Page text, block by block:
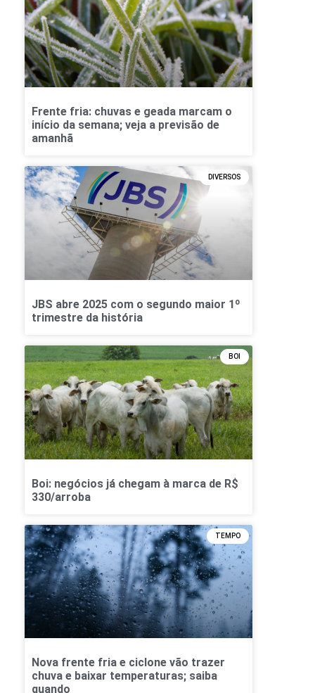
Frente fria: chuvas e geada marcam o
início da semana; veja a previsão de
amanhã
DIVERSOS
JBS abre 2025 com o segundo maior 1º
trimestre da história
BOI
Boi: negócios já chegam à marca de R$
330/arroba
TEMPO
Nova frente fria e ciclone vão trazer
chuva e baixar temperaturas; saiba
quando